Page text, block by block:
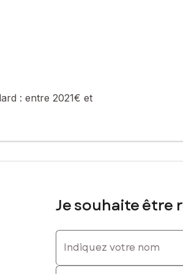
pour une activité en libéral ou pour un
grenier.
cour pavée en pierre de
crèche & collège.
forêt, City-stade, piscine, centre
et amis en toute indépendance.
- EI - Agent commercial
: entre 2021€ et
Je souhaite être
Indiquez votre nom
Indiquez votre prénom